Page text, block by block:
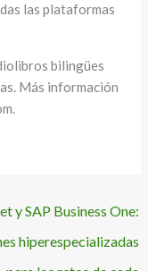
las plataformas
bilingües
Más información
y SAP Business One:
hiperespecializadas